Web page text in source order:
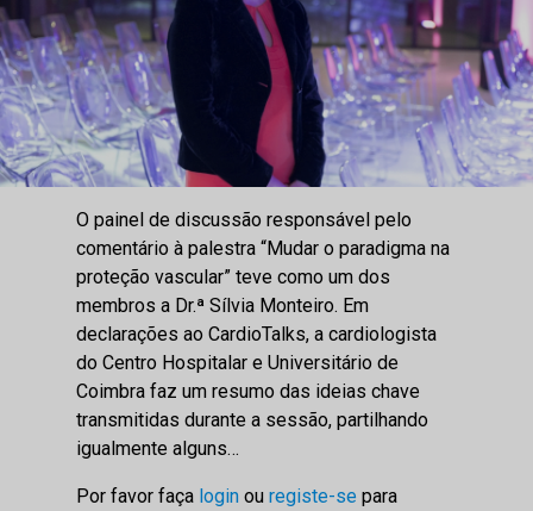
O painel de discussão responsável pelo
comentário à palestra “Mudar o paradigma na
proteção vascular” teve como um dos
membros a Dr.ª Sílvia Monteiro. Em
declarações ao CardioTalks, a cardiologista
do Centro Hospitalar e Universitário de
Coimbra faz um resumo das ideias chave
transmitidas durante a sessão, partilhando
igualmente alguns…
Por favor faça login ou registe-se para